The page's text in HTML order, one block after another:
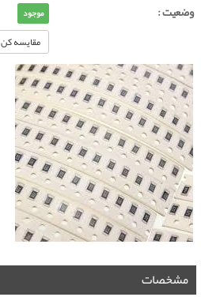
وضعیت : موجود
مقایسه کن
مشخصات